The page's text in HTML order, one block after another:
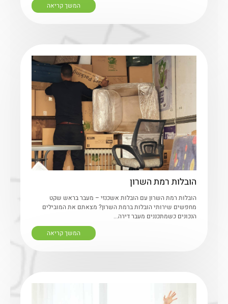
המשך קריאה
הובלות רמת השרון
הובלות רמת השרון עם הובלות אשכנזי – מעבר בראש שקט
מחפשים שירותי הובלות ברמת השרון? מצאתם את המובילים
הנכונים כשמתכננים מעבר דירה...
המשך קריאה